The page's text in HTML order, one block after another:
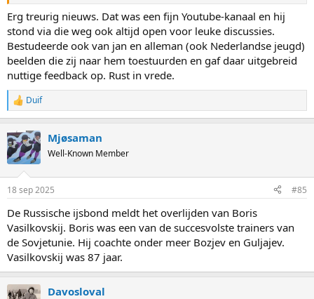
Erg treurig nieuws. Dat was een fijn Youtube-kanaal en hij
stond via die weg ook altijd open voor leuke discussies.
Bestudeerde ook van jan en alleman (ook Nederlandse jeugd)
beelden die zij naar hem toestuurden en gaf daar uitgebreid
nuttige feedback op. Rust in vrede.
R
e
c
t
i
s
Duif
Mjøsaman
Well-Known Member
18 sep 2025 #85
De Russische ijsbond meldt het overlijden van Boris
Vasilkovskij. Boris was een van de succesvolste trainers van
de Sovjetunie. Hij coachte onder meer Bozjev en Guljajev.
Vasilkovskij was 87 jaar.
Davosloval